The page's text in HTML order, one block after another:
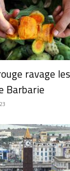
ravage
Barbarie